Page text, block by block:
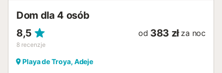
Dom dla 4 osób
8,5
8 recenzje
od 383 zł za noc
Playa de Troya, Adeje